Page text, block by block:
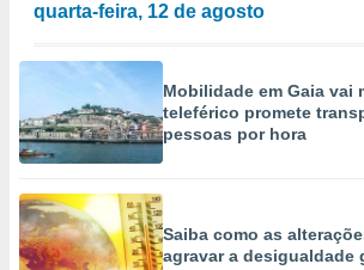
quarta-feira, 12 de agosto
Mobilidade em Gaia vai
teleférico promete
pessoas por hora
Saiba como as
agravar a desigualdade